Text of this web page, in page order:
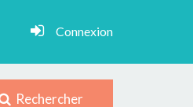
Connexion
Rechercher